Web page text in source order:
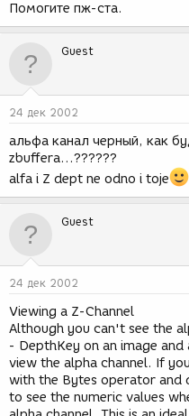
Помогите пж-ста.
Guest
24 дек 2002
альфа канал черный, как
zbufferа...??????
alfa i Z dept ne odno i toje
Guest
24 дек 2002
Viewing a Z-Channel
Although you can't see the
- DepthKey on an image
view the alpha channel. If
with the Bytes operator and
to see the numeric values